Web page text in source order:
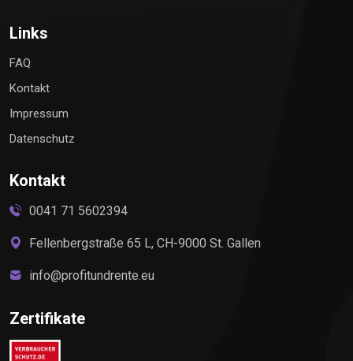
Links
FAQ
Kontakt
Impressum
Datenschutz
Kontakt
0041 71 5602394
Fellenbergstraße 65 L, CH-9000 St. Gallen
info@profitundrente.eu
Zertifikate